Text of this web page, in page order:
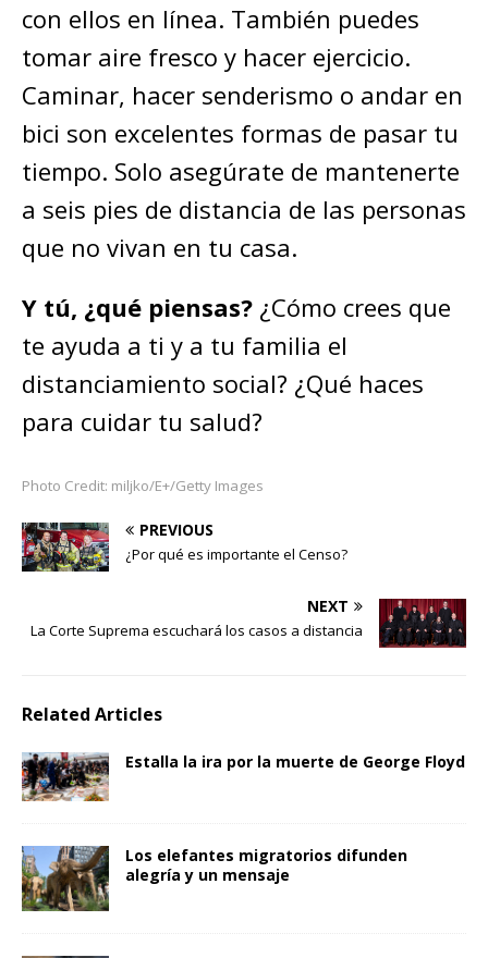
con ellos en línea. También puedes
tomar aire fresco y hacer ejercicio.
Caminar, hacer senderismo o andar en
bici son excelentes formas de pasar tu
tiempo. Solo asegúrate de mantenerte
a seis pies de distancia de las personas
que no vivan en tu casa.
Y tú, ¿qué piensas? ¿Cómo crees que
te ayuda a ti y a tu familia el
distanciamiento social? ¿Qué haces
para cuidar tu salud?
Photo Credit: miljko/E+/Getty Images
PREVIOUS
¿Por qué es importante el Censo?
NEXT
La Corte Suprema escuchará los casos a distancia
Related Articles
Estalla la ira por la muerte de George Floyd
Los elefantes migratorios difunden
alegría y un mensaje